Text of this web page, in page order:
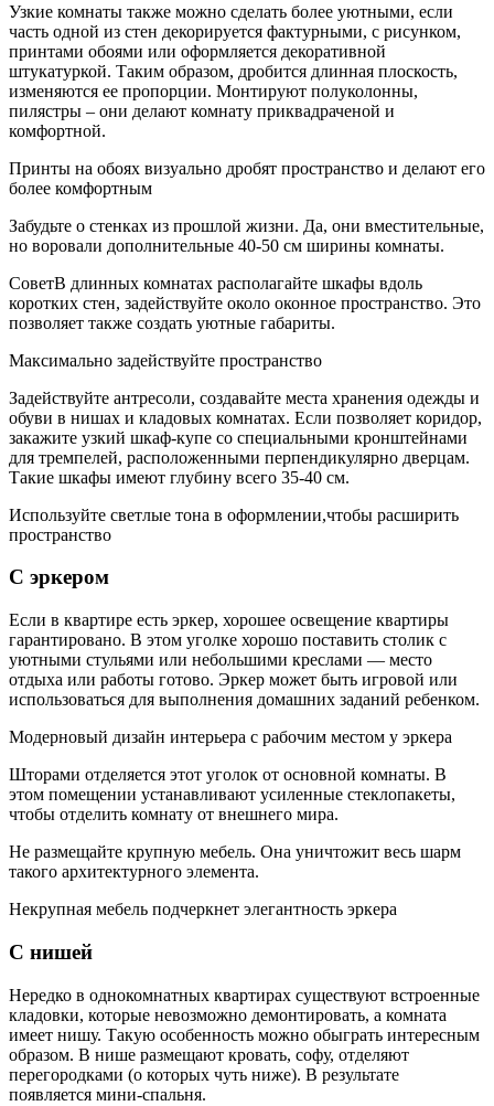
Узкие комнаты также можно сделать более уютными, если
часть одной из стен декорируется фактурными, с рисунком,
принтами обоями или оформляется декоративной
штукатуркой. Таким образом, дробится длинная плоскость,
изменяются ее пропорции. Монтируют полуколонны,
пилястры – они делают комнату приквадраченой и
комфортной.
Принты на обоях визуально дробят пространство и делают его
более комфортным
Забудьте о стенках из прошлой жизни. Да, они вместительные,
но воровали дополнительные 40-50 см ширины комнаты.
СоветВ длинных комнатах располагайте шкафы вдоль
коротких стен, задействуйте около оконное пространство. Это
позволяет также создать уютные габариты.
Максимально задействуйте пространство
Задействуйте антресоли, создавайте места хранения одежды и
обуви в нишах и кладовых комнатах. Если позволяет коридор,
закажите узкий шкаф-купе со специальными кронштейнами
для тремпелей, расположенными перпендикулярно дверцам.
Такие шкафы имеют глубину всего 35-40 см.
Используйте светлые тона в оформлении,чтобы расширить
пространство
С эркером
Если в квартире есть эркер, хорошее освещение квартиры
гарантировано. В этом уголке хорошо поставить столик с
уютными стульями или небольшими креслами — место
отдыха или работы готово. Эркер может быть игровой или
использоваться для выполнения домашних заданий ребенком.
Модерновый дизайн интерьера с рабочим местом у эркера
Шторами отделяется этот уголок от основной комнаты. В
этом помещении устанавливают усиленные стеклопакеты,
чтобы отделить комнату от внешнего мира.
Не размещайте крупную мебель. Она уничтожит весь шарм
такого архитектурного элемента.
Некрупная мебель подчеркнет элегантность эркера
С нишей
Нередко в однокомнатных квартирах существуют встроенные
кладовки, которые невозможно демонтировать, а комната
имеет нишу. Такую особенность можно обыграть интересным
образом. В нише размещают кровать, софу, отделяют
перегородками (о которых чуть ниже). В результате
появляется мини-спальня.